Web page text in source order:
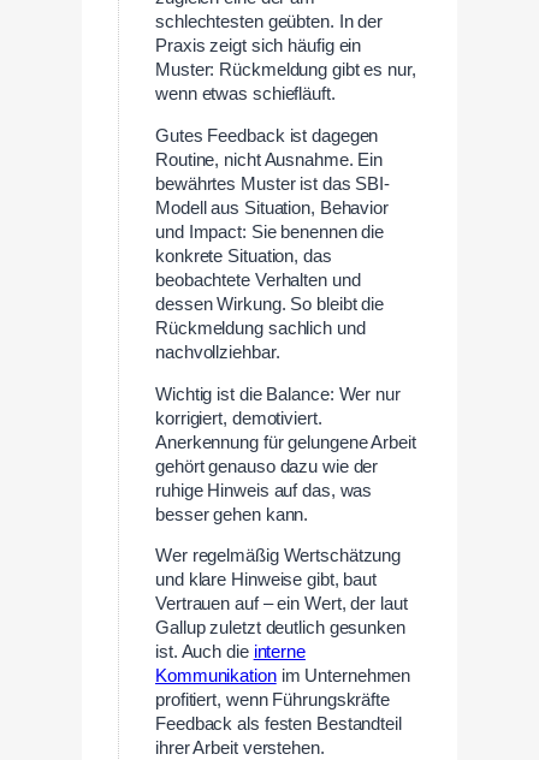
schlechtesten geübten. In der
Praxis zeigt sich häufig ein
Muster: Rückmeldung gibt es nur,
wenn etwas schiefläuft.
Gutes Feedback ist dagegen
Routine, nicht Ausnahme. Ein
bewährtes Muster ist das SBI-
Modell aus Situation, Behavior
und Impact: Sie benennen die
konkrete Situation, das
beobachtete Verhalten und
dessen Wirkung. So bleibt die
Rückmeldung sachlich und
nachvollziehbar.
Wichtig ist die Balance: Wer nur
korrigiert, demotiviert.
Anerkennung für gelungene Arbeit
gehört genauso dazu wie der
ruhige Hinweis auf das, was
besser gehen kann.
Wer regelmäßig Wertschätzung
und klare Hinweise gibt, baut
Vertrauen auf – ein Wert, der laut
Gallup zuletzt deutlich gesunken
ist. Auch die interne
Kommunikationim Unternehmen
profitiert, wenn Führungskräfte
Feedback als festen Bestandteil
ihrer Arbeit verstehen.